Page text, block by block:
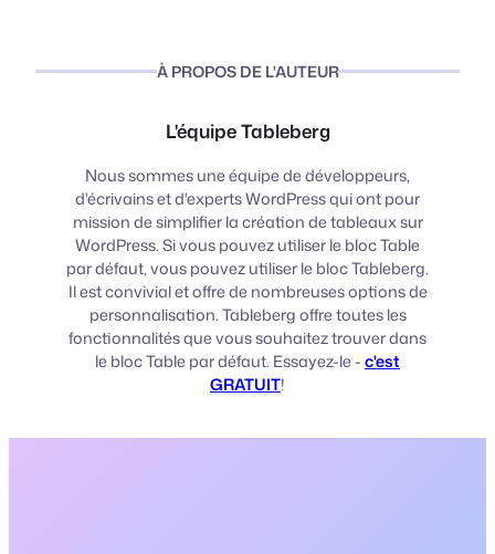
À PROPOS DE L'AUTEUR
L'équipe Tableberg
Nous sommes une équipe de développeurs,
d'écrivains et d'experts WordPress qui ont pour
mission de simplifier la création de tableaux sur
WordPress. Si vous pouvez utiliser le bloc Table
par défaut, vous pouvez utiliser le bloc Tableberg.
Il est convivial et offre de nombreuses options de
personnalisation. Tableberg offre toutes les
fonctionnalités que vous souhaitez trouver dans
le bloc Table par défaut. Essayez-le -c'est
GRATUIT!